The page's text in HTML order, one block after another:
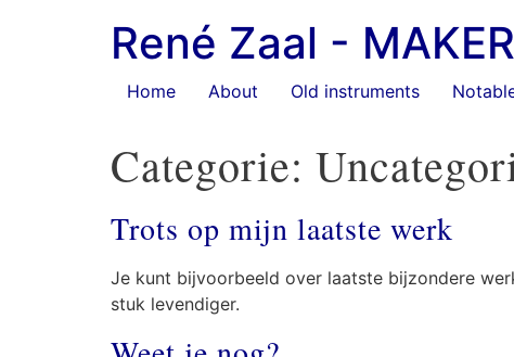
René Zaal -
Home About Old instruments
Categorie:
Trots op mijn laatste werk
Je kunt bijvoorbeeld over laatste bijzondere
stuk levendiger.